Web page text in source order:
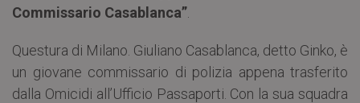
Commissario Casablanca”
Questura di Milano. Giuliano Casablanca, detto Ginko, è
un giovane commissario di polizia appena trasferito
dalla Omicidi all’Ufficio Passaporti. Con la sua squadra